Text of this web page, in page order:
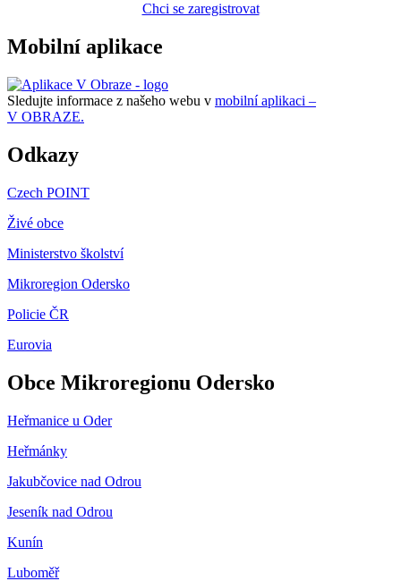
Chci se zaregistrovat
Mobilní aplikace
Sledujte informace z našeho webu v mobilní aplikaci –
V OBRAZE.
Odkazy
Czech POINT
Živé obce
Ministerstvo školství
Mikroregion Odersko
Policie ČR
Eurovia
Obce Mikroregionu Odersko
Heřmanice u Oder
Heřmánky
Jakubčovice nad Odrou
Jeseník nad Odrou
Kunín
Luboměř